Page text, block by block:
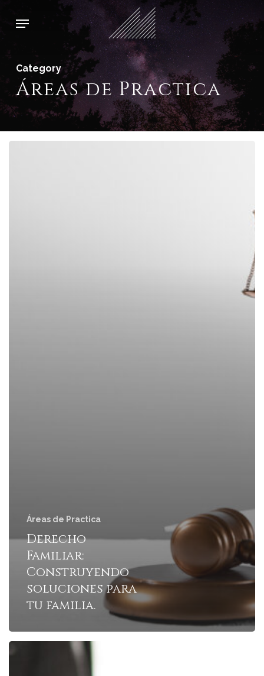
content
Menu
Category
Áreas de Practica
Áreas de Practica
Derecho
Familiar:
Construyendo
soluciones para
tu familia.